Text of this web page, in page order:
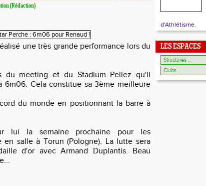
(Rédaction)
une très grande performance lors du
du meeting et du Stadium Pellez qu'il
6m06. Cela constitue sa 3ème meilleure
du monde en positionnant la barre à
lui la semaine prochaine pour les
en salle à Torun (Pologne). La lutte sera
d'or avec Armand Duplantis. Beau
d'Athlétisme.
LES ESPACES